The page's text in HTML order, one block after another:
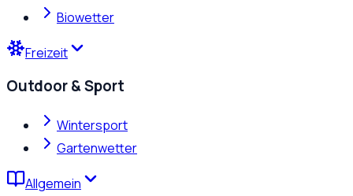
Biowetter
Freizeit
Outdoor & Sport
Wintersport
Gartenwetter
Allgemein